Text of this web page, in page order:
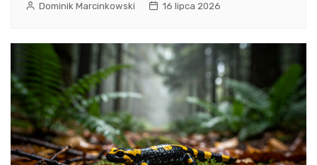
Dominik Marcinkowski 16 lipca 2026